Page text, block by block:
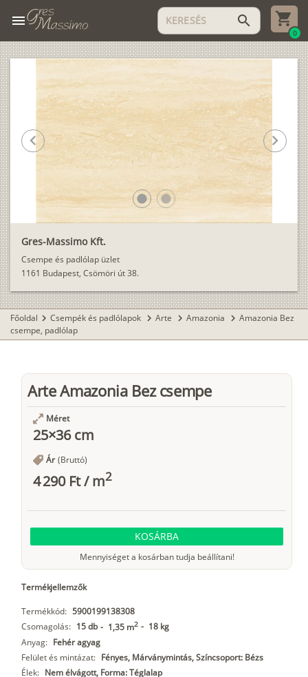
menu search
0
Gres-Massimo Kft.
Csempe és padlólap üzlet
1161 Budapest, Csömöri út 38.
lens lens
chevron_left chevron_right
Főoldal chevron_right Csempék és padlólapok chevron_right Arte chevron_right Amazonia chevron_right Amazonia Bez
csempe, padlólap
Arte Amazonia Bez csempe
Méret
25×36 cm
Ár (Bruttó)
4 290 Ft/m2
KOSÁRBA
Mennyiséget a kosárban tudja beállítani!
Termékjellemzők
Termékkód: 5900199138308
Csomagolás: 15 db - 1,35 m2 - 18 kg
Anyag: Fehér agyag
Felület és mintázat: Fényes, Márványmintás, Színcsoport: Bézs
Élek: Nem élvágott, Forma: Téglalap